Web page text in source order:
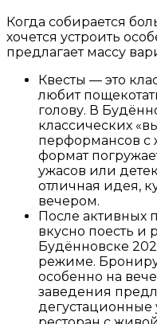
Когда собирается
хочется устроить
предлагает массу
Квесты — это
любит
голову. В
классических
перформансов с
формат
ужасов или
отличная идея,
вечером.
После активных
вкусно поесть и
Будённовске
режиме.
особенно на
заведения